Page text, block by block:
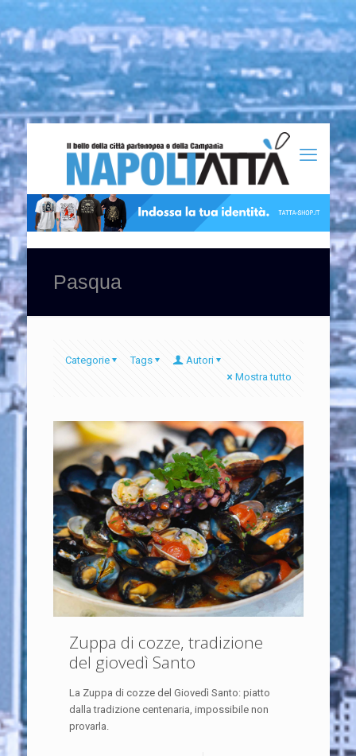
Pasqua
Categorie Tags
Autori
Mostra tutto
Zuppa di cozze, tradizione
del giovedì Santo
La Zuppa di cozze del Giovedì Santo: piatto
dalla tradizione centenaria, impossibile non
provarla.